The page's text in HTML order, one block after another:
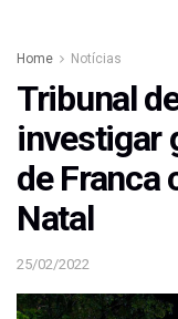
Home Notícias
Tribunal
investigar
de Franca
Natal
25/02/2022